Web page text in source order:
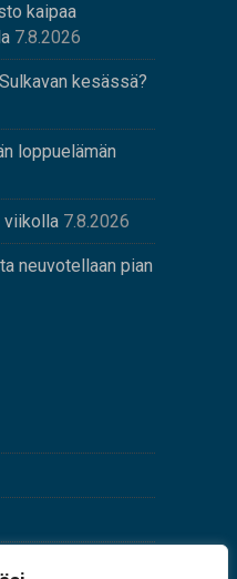
kaipaa
7.8.2026
kesässä?
loppuelämän
viikolla 7.8.2026
neuvotellaan pian